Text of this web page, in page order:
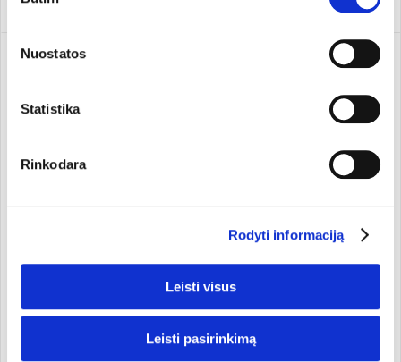
Savo sutikimą galite bet kada pakeisti arba atšaukti
atsisakius tam tikrų slapukų dalis svetainės funkcijų gali
Nuostatos
Statistika
Rinkodara
Rodyti informaciją
Leisti visus
Leisti pasirinkimą
добавка
60 kaps.
27,99 €
Астаксантин 6 мг.
Пищевая добавка
Zenyth